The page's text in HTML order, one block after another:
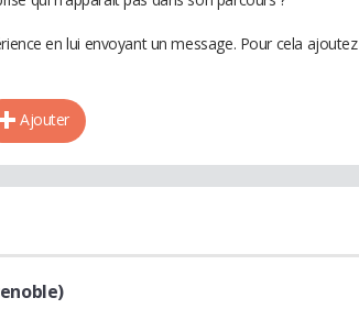
en lui envoyant un message. Pour cela ajoutez
Ajouter